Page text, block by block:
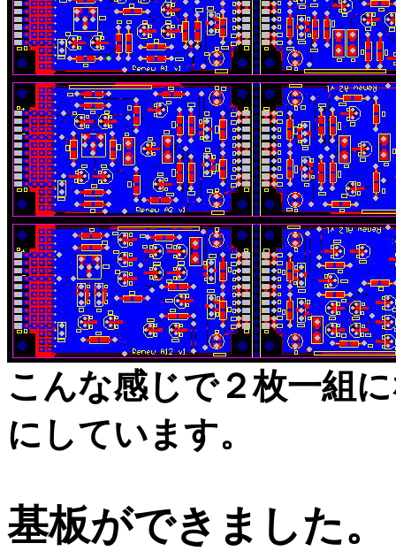
こんな感じで２枚一組
にしています。
基板ができました。